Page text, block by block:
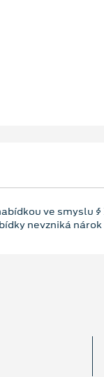
ve smyslu §
nevzniká nárok